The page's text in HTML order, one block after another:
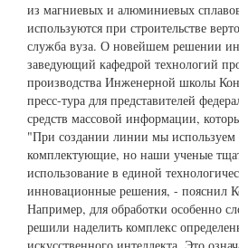
из магниевых и алюминиевых
используются при строительстве
служба вуза. О новейшем решении
заведующий кафедрой технологий
производства Инженерной школы
пресс-тура для представителей
средств массовой информации,
"При создании линии мы используем
комплектующие, но наши ученые
использование в единой
инновационные решения, - пояснил
Например, для обработки особенно
решили наделить комплекс